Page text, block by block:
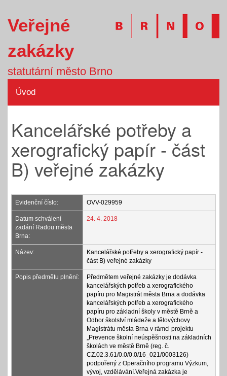
Veřejné
zakázky
statutární město Brno
Úvod
Kancelářské potřeby a
xerografický papír - část
B) veřejné zakázky
Evidenční číslo: OVV-029959
Datum schválení
zadání Radou města
Brna:
24. 4. 2018
Název:
Kancelářské potřeby a xerografický papír -
část B) veřejné zakázky
Popis předmětu plnění:
Předmětem veřejné zakázky je dodávka
kancelářských potřeb a xerografického
papíru pro Magistrát města Brna a dodávka
kancelářských potřeb a xerografického
papíru pro základní školy v městě Brně a
Odbor školství mládeže a tělovýchovy
Magistrátu města Brna v rámci projektu
„Prevence školní neúspěšnosti na základních
školách ve městě Brně (reg. č.
CZ.02.3.61/0.0/0.0/16_021/0003126)
podpořený z Operačního programu Výzkum,
vývoj, vzdělávání.Veřejná zakázka je